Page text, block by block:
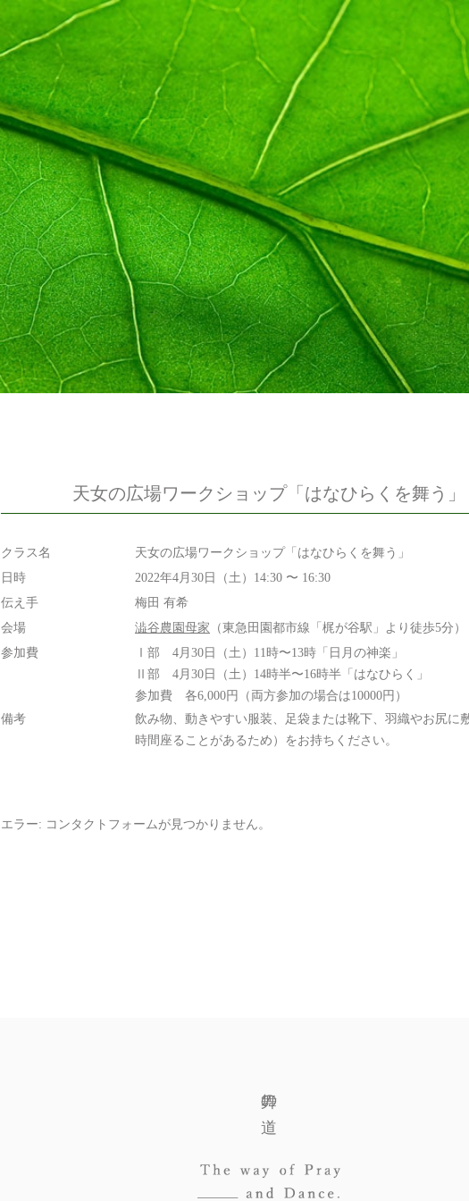
天女の広場ワークショップ「はなひらくを舞う」
クラス名
天女の広場ワークショップ「はなひらくを舞う」
日時
2022年4月30日（土）14:30 〜 16:30
伝え手
梅田 有希
会場
澁谷農園母家 （東急田園都市線「梶が谷駅」より徒歩5分）
参加費
Ⅰ部 4月30日（土）11時〜13時「日月の神楽」
Ⅱ部 4月30日（土）14時半〜16時半「はなひらく」
参加費 各6,000円（両方参加の場合は10000円）
備考
飲み物、動きやすい服装、足袋または靴下、羽織やお尻に
時間座ることがあるため）をお持ちください。
エラー: コンタクトフォームが見つかりません。
舞の道